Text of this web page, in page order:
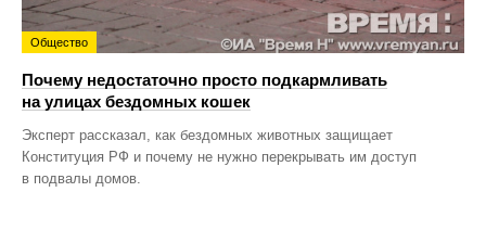
Общество
Почему недостаточно просто подкармливать
на улицах бездомных кошек
Эксперт рассказал, как бездомных животных защищает
Конституция РФ и почему не нужно перекрывать им доступ
в подвалы домов.